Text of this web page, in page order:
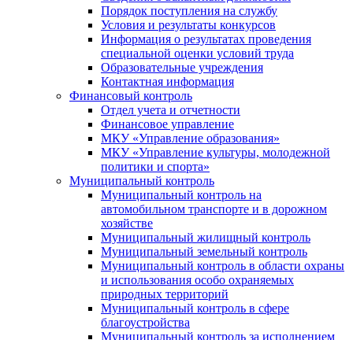
Порядок поступления на службу
Условия и результаты конкурсов
Информация о результатах проведения
специальной оценки условий труда
Образовательные учреждения
Контактная информация
Финансовый контроль
Отдел учета и отчетности
Финансовое управление
МКУ «Управление образования»
МКУ «Управление культуры, молодежной
политики и спорта»
Муниципальный контроль
Муниципальный контроль на
автомобильном транспорте и в дорожном
хозяйстве
Муниципальный жилищный контроль
Муниципальный земельный контроль
Муниципальный контроль в области охраны
и использования особо охраняемых
природных территорий
Муниципальный контроль в сфере
благоустройства
Муниципальный контроль за исполнением